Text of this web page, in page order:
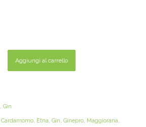
Aggiungi al carrello
, Gin
Cardamomo, Etna, Gin, Ginepro, Maggiorana,